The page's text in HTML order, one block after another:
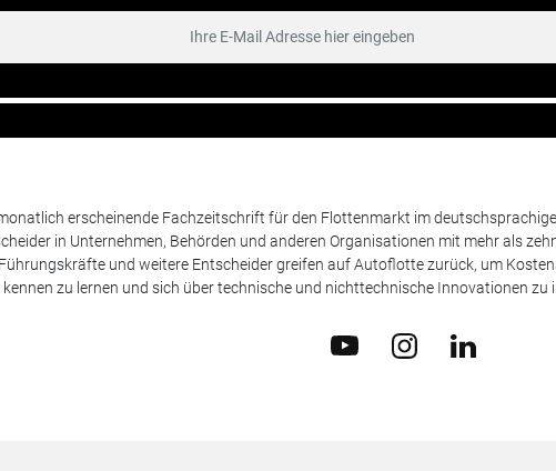
erscheinende Fachzeitschrift für den Flottenmarkt im
in Unternehmen, Behörden und anderen Organisationen mit mehr als
und weitere Entscheider greifen auf Autoflotte zurück, um
zu lernen und sich über technische und nichttechnische Innovationen zu